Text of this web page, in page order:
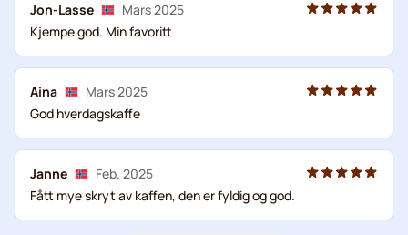
Jon-Lasse
Mars 2025
Kjempe god. Min favoritt
Aina
Mars 2025
God hverdagskaffe
Janne
Feb. 2025
Fått mye skryt av kaffen, den er fyldig og god.